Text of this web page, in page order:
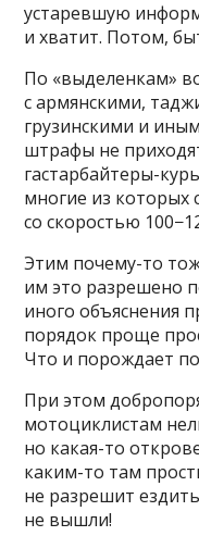
устаревшую
и хватит. Потом,
По «выделенкам»
с армянскими,
грузинскими и
штрафы не
гастарбайтеры-
многие из которых
со скоростью
Этим почему-то
им это разрешено
иного объяснения
порядок проще
Что и порождает
При этом
мотоциклистам
но какая-то
каким-то там
не разрешит
не вышли!